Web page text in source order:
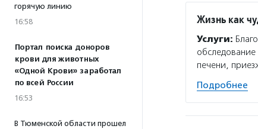
горячую линию
16:58
Портал поиска доноров
крови для животных
«Одной Крови» заработал
по всей России
16:53
В Тюменской области прошел
Жизнь как
Услуги:
печени,
Подробнее